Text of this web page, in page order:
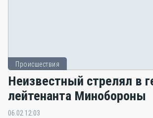
Происшествия
Неизвестный стрелял в
лейтенанта Минобороны
06.02 12:03